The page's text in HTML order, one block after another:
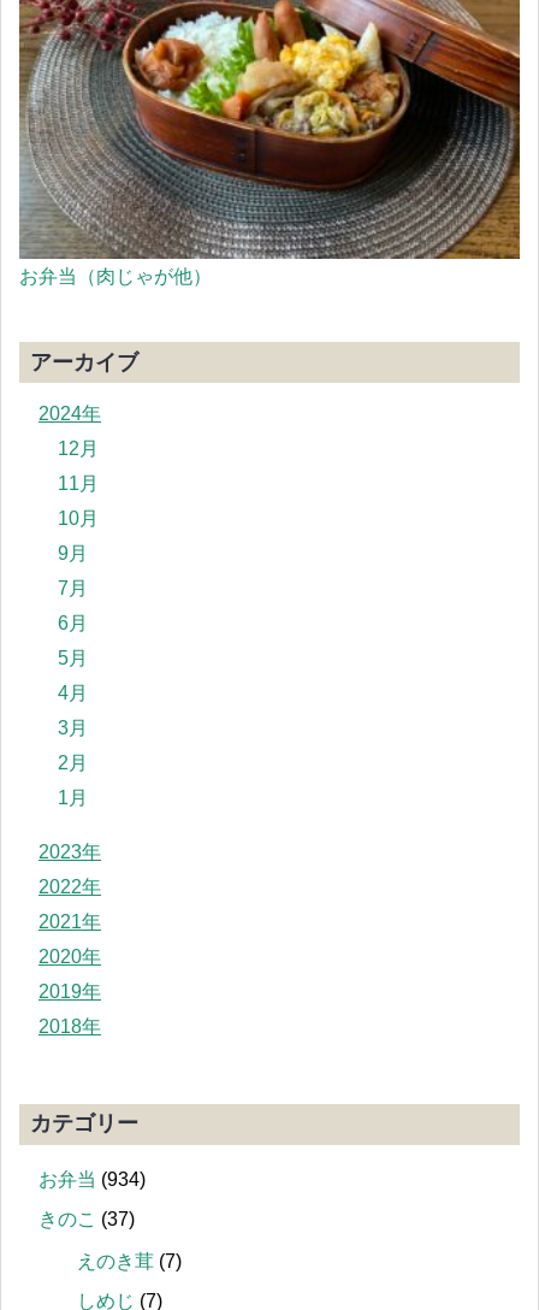
お弁当（肉じゃが他）
アーカイブ
2024年
12月
11月
10月
9月
7月
6月
5月
4月
3月
2月
1月
2023年
2022年
2021年
2020年
2019年
2018年
カテゴリー
お弁当 (934)
きのこ (37)
えのき茸 (7)
しめじ (7)